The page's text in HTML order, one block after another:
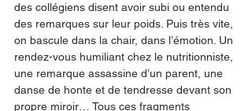
des collégiens disent avoir subi ou entendu
des remarques sur leur poids. Puis très vite,
on bascule dans la chair, dans l’émotion. Un
rendez-vous humiliant chez le nutritionniste,
une remarque assassine d’un parent, une
danse de honte et de tendresse devant son
propre miroir… Tous ces fragments